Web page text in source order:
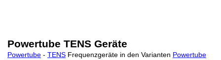
Powertube TENS Geräte
Powertube - TENS Frequenzgeräte in den Varianten Powertube